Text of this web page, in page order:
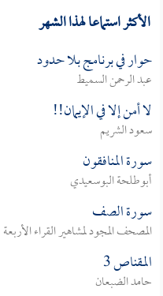
الأكثر استماعا لهذا الشهر
حوار في برنامج بلا حدود
عبد الرحمن السميط
لا أمن إلا في الإيمان!!
سعود الشريم
سورة المنافقون
أبوطلحة البوسعيدي
سورة الصف
المصحف المجود لمشاهير القراء الأربعة
المقناص 3
حامد الضبعان